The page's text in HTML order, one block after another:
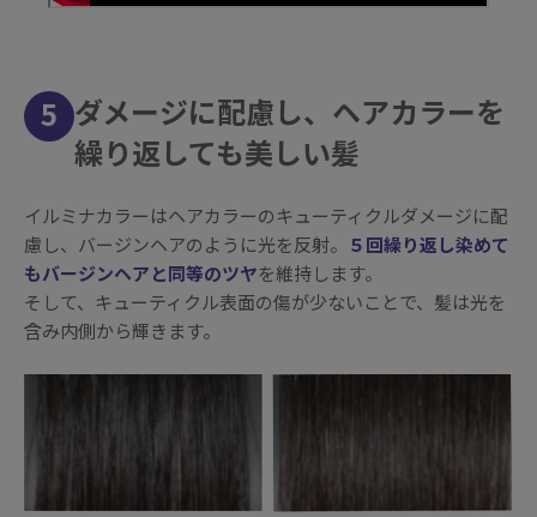
5 ダメージに配慮し、ヘアカラーを
繰り返しても美しい髪
イルミナカラーはヘアカラーのキューティクルダメージに配
慮し、バージンヘアのように光を反射。 ５回繰り返し染めて
もバージンヘアと同等のツヤを維持します。
そして、キューティクル表面の傷が少ないことで、髪は光を
含み内側から輝きます。